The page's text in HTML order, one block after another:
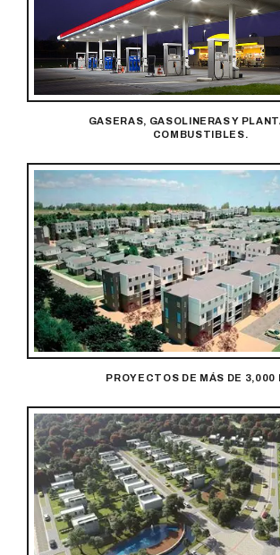
GASERAS, GASOLINERAS Y
COMBUSTIBLES.
PROYECTOS DE MÁS DE 3,000